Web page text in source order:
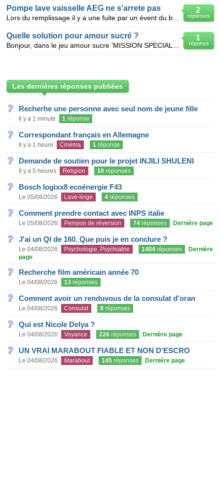
2
réponses
Pompe lave vaisselle AEG ne s'arrete pas
1
réponse
Quelle solution pour amour sucré ?
Les dernières réponses publiées
Recherhe une personne avec seul nom de jeune fille
Il y a 1 minute 1 réponse
Correspondant français en Allemagne
Il y a 1 heure Cinéma 1 réponse
Demande de soutien pour le projet INJILI SHULENI
Il y a 5 heures Religion 10 réponses
Bosch logixx8 ecoénergie F43
Le 05/08/2026 Lave-linge 4 réponses
Comment prendre contact avec INPS italie
Le 05/08/2026 Pension de réversion 74 réponses Dernière page
J'ai un QI de 160. Que puis je en conclure ?
Le 04/08/2026 Psychologie, Psychiatrie 1404 réponses
Dernière
page
Recherche film américain année 70
Le 04/08/2026 13 réponses
Comment avoir un renduvous de la consulat d'oran
Le 04/08/2026 Consulat 8 réponses
Qui est Nicole Delya ?
Le 04/08/2026 Voyance 226 réponses Dernière page
UN VRAI MARABOUT FIABLE ET NON D'ESCRO
Le 04/08/2026 Marabout 145 réponses Dernière page